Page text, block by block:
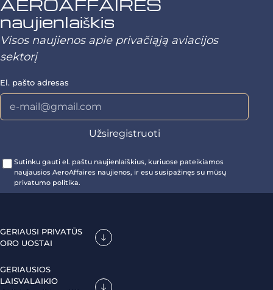
naujienlaiškis
Visos naujienos apie privačiąją aviacijos
sektorį
El. pašto adresas
Sutinku gauti el. paštu naujienlaiškius, kuriuose pateikiamos
naujausios AeroAffaires naujienos, ir esu susipažinęs su mūsų
privatumo politika.
GERIAUSI PRIVATŪS
ORO UOSTAI
GERIAUSIOS
LAISVALAIKIO